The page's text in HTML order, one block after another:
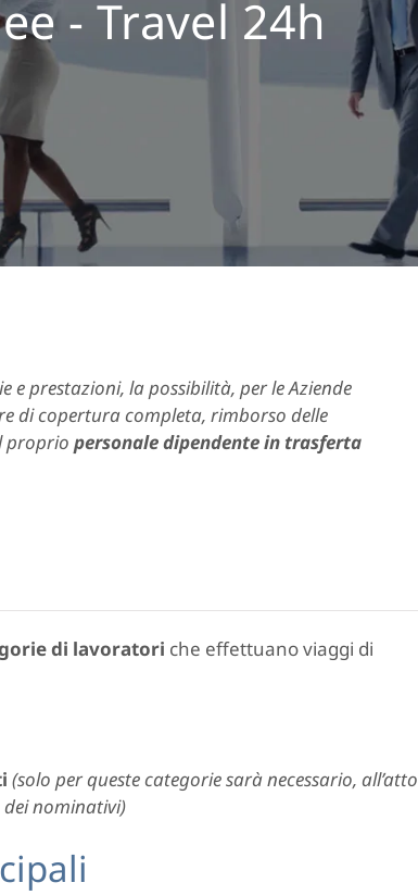
- Travel 24h
e prestazioni, la possibilità, per le Aziende
di copertura completa, rimborso delle
proprio personaledipendente in trasferta
di lavoratori che effettuano viaggi di
(solo per queste categorie sarà necessario, all’atto
dei nominativi)